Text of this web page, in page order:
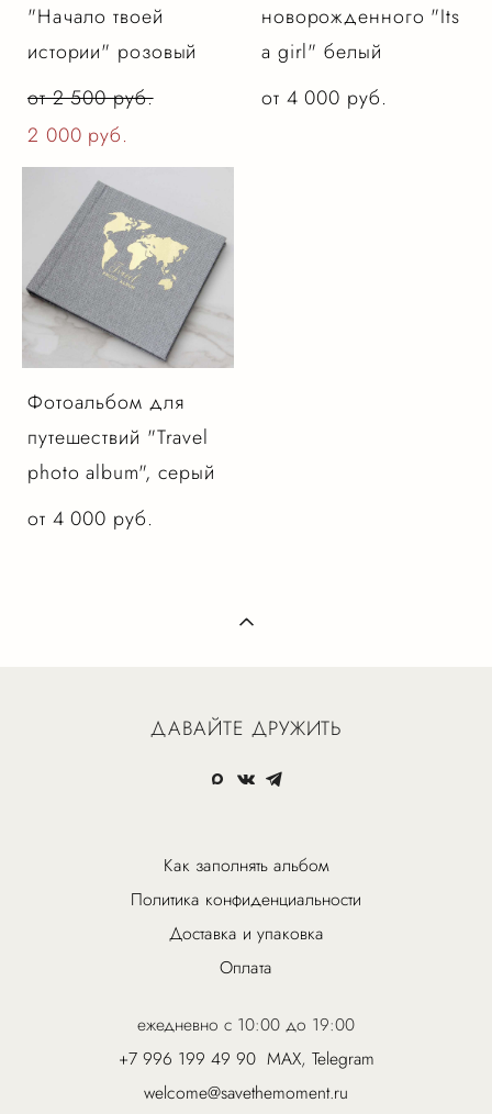
"Начало твоей
истории" розовый
от 2 500 pуб.
2 000 pуб.
новорожденного "Its
a girl" белый
от 4 000 pуб.
Фотоальбом для
путешествий "Travel
photo album", серый
от 4 000 pуб.
ДАВАЙТЕ ДРУЖИТЬ
Как заполнять альбом
Политика конфиденциальности
Доставка и упаковка
Оплата
ежедневно с 10:00 до 19:00
+7 996 199 49 90 MAX, Telegram
welcome@savethemoment.ru